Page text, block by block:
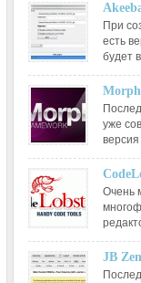
При
есть
будет
уже
Очень
JB